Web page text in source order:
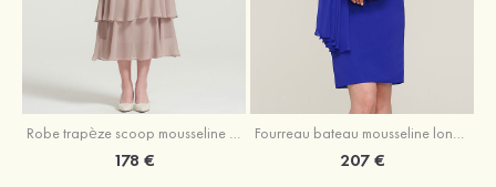
Robe trapèze scoop mousseline longueur mollet robe de mère de la mariée avec appliqué volants veste
178 €
Fourreau bateau mousseline longueur genou robe de mère de la mariée avec appliqué perle plissé veste
207 €